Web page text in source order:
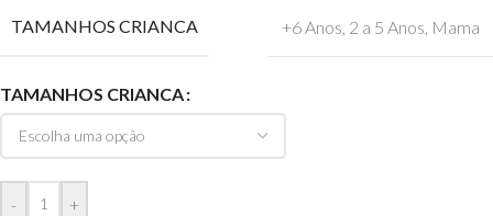
TAMANHOS CRIANCA +6 Anos 2 a 5 Anos Mama
TAMANHOS CRIANCA
- +